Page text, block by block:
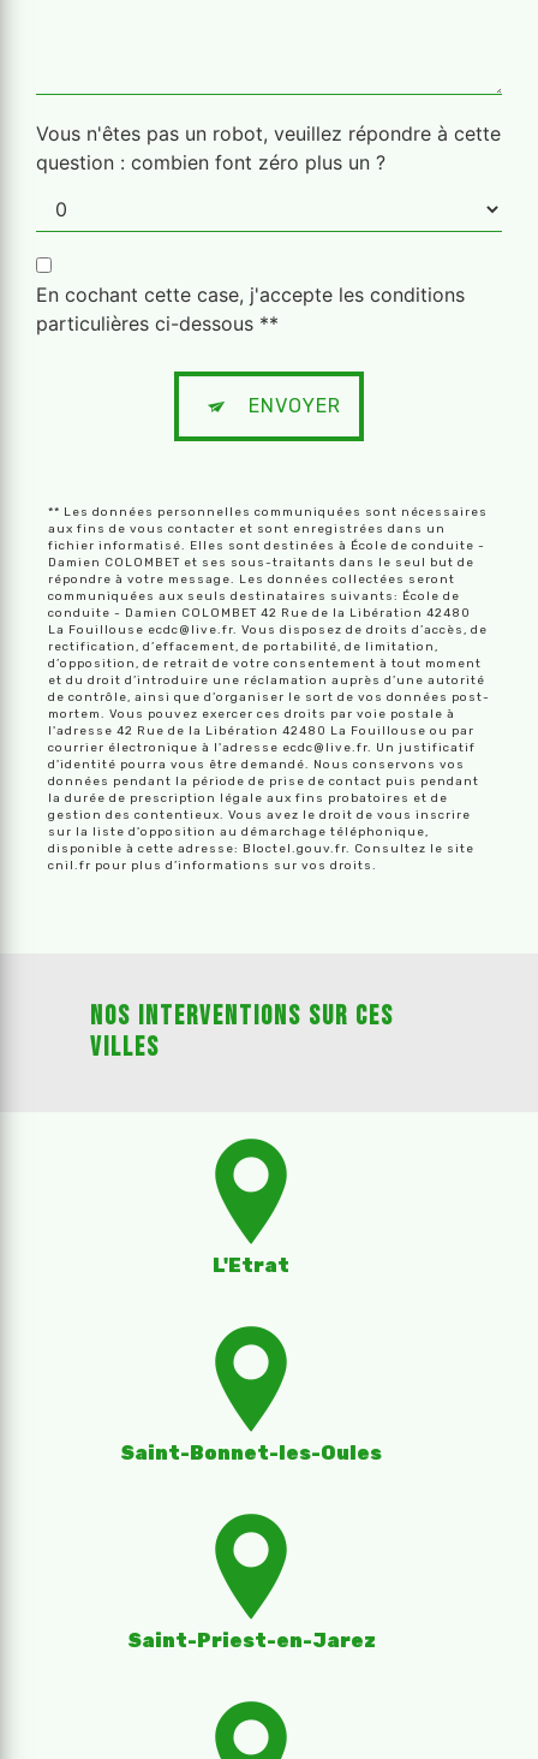
Vous n'êtes pas un robot, veuillez répondre à cette
question : combien font zéro plus un ?
En cochant cette case, j'accepte les conditions
particulières ci-dessous **
ENVOYER
** Les données personnelles communiquées sont nécessaires
aux fins de vous contacter et sont enregistrées dans un
fichier informatisé. Elles sont destinées à École de conduite -
Damien COLOMBET et ses sous-traitants dans le seul but de
répondre à votre message. Les données collectées seront
communiquées aux seuls destinataires suivants: École de
conduite - Damien COLOMBET 42 Rue de la Libération 42480
La Fouillouse ecdc@live.fr. Vous disposez de droits d’accès, de
rectification, d’effacement, de portabilité, de limitation,
d’opposition, de retrait de votre consentement à tout moment
et du droit d’introduire une réclamation auprès d’une autorité
de contrôle, ainsi que d’organiser le sort de vos données post-
mortem. Vous pouvez exercer ces droits par voie postale à
l'adresse 42 Rue de la Libération 42480 La Fouillouse ou par
courrier électronique à l'adresse ecdc@live.fr. Un justificatif
d'identité pourra vous être demandé. Nous conservons vos
données pendant la période de prise de contact puis pendant
la durée de prescription légale aux fins probatoires et de
gestion des contentieux. Vous avez le droit de vous inscrire
sur la liste d'opposition au démarchage téléphonique,
disponible à cette adresse: Bloctel.gouv.fr. Consultez le site
cnil.fr pour plus d’informations sur vos droits.
Nos interventions sur ces
villes
L'Etrat
Saint-Bonnet-les-Oules
Saint-Priest-en-Jarez